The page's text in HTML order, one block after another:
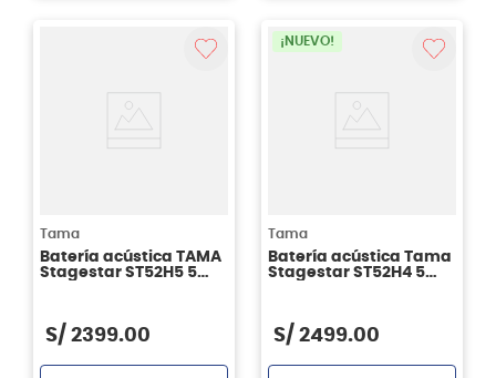
Tama
Batería acústica TAMA
Stagestar ST52H5 5
S/ 2399.00
¡NUEVO!
Tama
Batería acústica Tama
Stagestar ST52H4 5
S/ 2499.00